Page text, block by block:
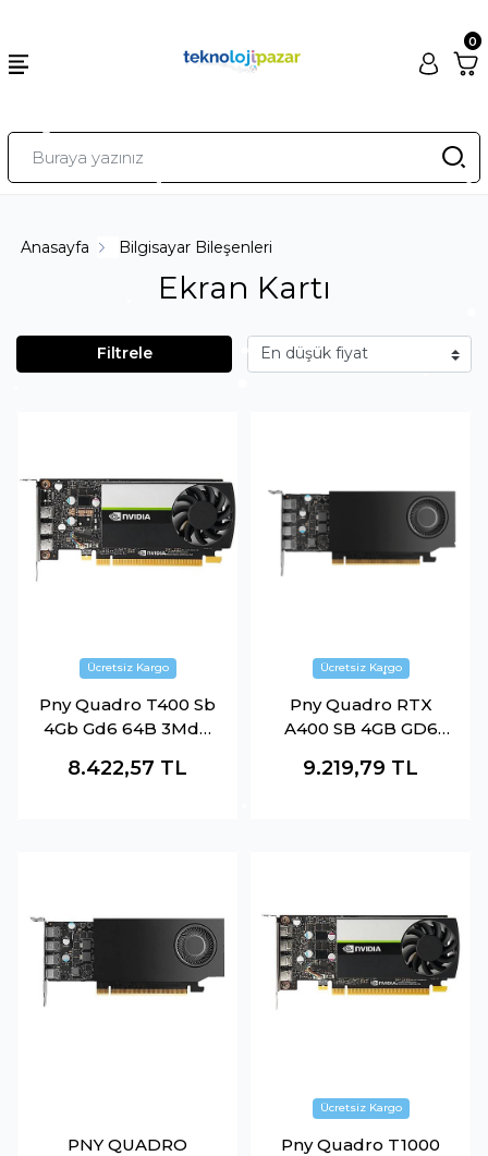
0
Ekran Kartı
Anasayfa Bilgisayar Bileşenleri
Filtrele
Pny Quadro T400 Sb
4Gb Gd6 64B 3Mdp
8.422,57 TL
Pny Quadro RTX
A400 SB 4GB GD6
9.219,79 TL
PNY QUADRO
Pny Quadro T1000